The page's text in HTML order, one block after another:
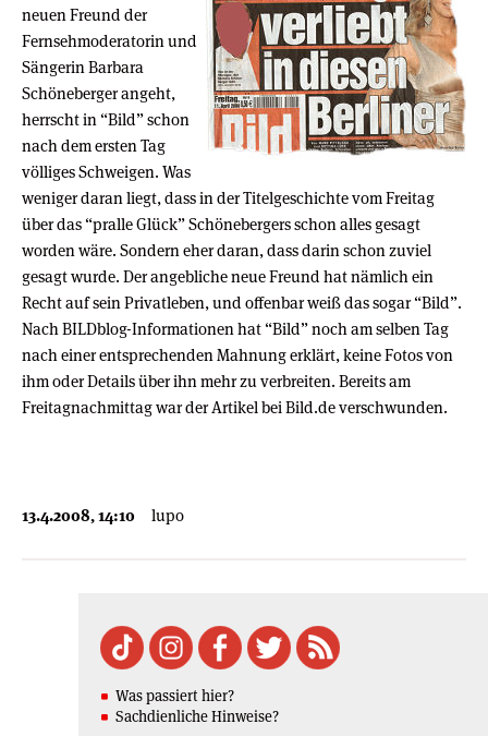
neuen Freund der
Fernsehmoderatorin und
Sängerin Barbara
Schöneberger angeht,
herrscht in “Bild” schon
nach dem ersten Tag
völliges Schweigen. Was
weniger daran liegt, dass in der Titelgeschichte vom Freitag
über das “pralle Glück” Schönebergers schon alles gesagt
worden wäre. Sondern eher daran, dass darin schon zuviel
gesagt wurde. Der angebliche neue Freund hat nämlich ein
Recht auf sein Privatleben, und offenbar weiß das sogar “Bild”.
Nach BILDblog-Informationen hat “Bild” noch am selben Tag
nach einer entsprechenden Mahnung erklärt, keine Fotos von
ihm oder Details über ihn mehr zu verbreiten. Bereits am
Freitagnachmittag war der Artikel bei Bild.de verschwunden.
13.4.2008, 14:10 lupo
Was passiert hier?
Sachdienliche Hinweise?